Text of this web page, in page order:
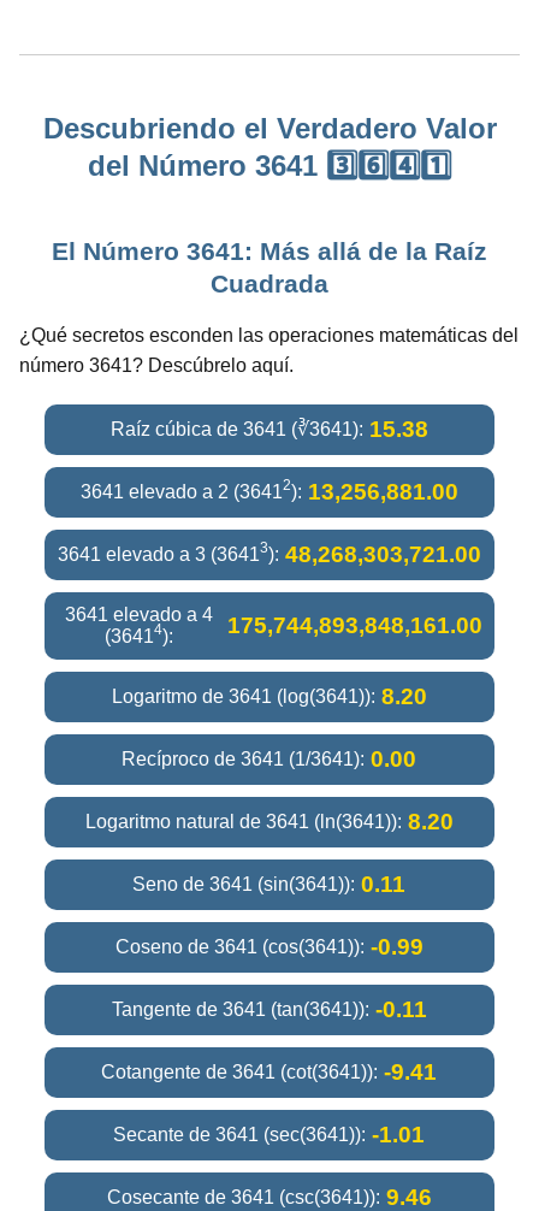
Descubriendo el Verdadero Valor
del Número 3641 3️⃣6️⃣4️⃣1️⃣
El Número 3641: Más allá de la Raíz
Cuadrada
¿Qué secretos esconden las operaciones matemáticas del
número 3641? Descúbrelo aquí.
Raíz cúbica de 3641 (∛3641): 15.38
3641 elevado a 2 (36412): 13,256,881.00
3641 elevado a 3 (36413): 48,268,303,721.00
3641 elevado a 4
(36414): 175,744,893,848,161.00
Logaritmo de 3641 (log(3641)): 8.20
Recíproco de 3641 (1/3641): 0.00
Logaritmo natural de 3641 (ln(3641)): 8.20
Seno de 3641 (sin(3641)): 0.11
Coseno de 3641 (cos(3641)): -0.99
Tangente de 3641 (tan(3641)): -0.11
Cotangente de 3641 (cot(3641)): -9.41
Secante de 3641 (sec(3641)): -1.01
Cosecante de 3641 (csc(3641)): 9.46